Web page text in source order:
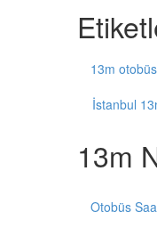
13m
İstanbul
13m
Otobüs